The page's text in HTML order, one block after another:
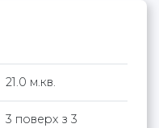
21.0 м.кв.
3 поверх з 3